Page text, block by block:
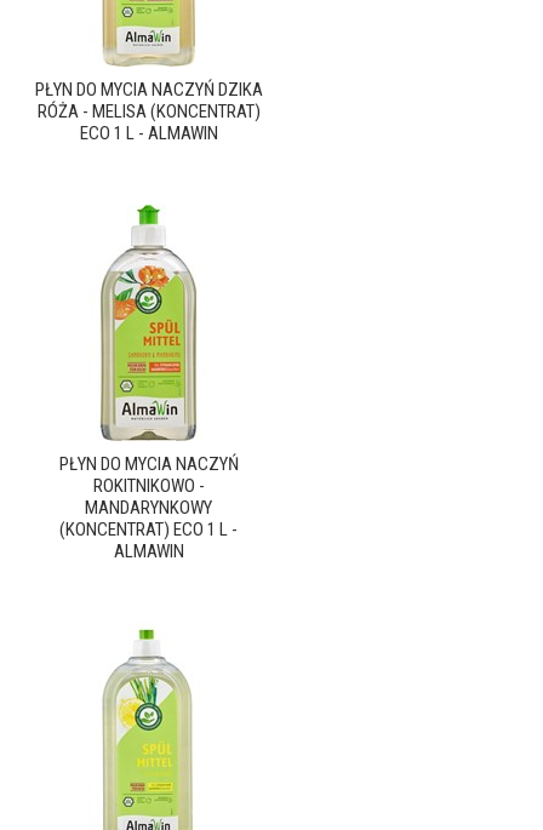
PŁYN DO MYCIA NACZYŃ DZIKA
RÓŻA - MELISA (KONCENTRAT)
ECO 1 L - ALMAWIN
PŁYN DO MYCIA NACZYŃ
ROKITNIKOWO -
MANDARYNKOWY
(KONCENTRAT) ECO 1 L -
ALMAWIN